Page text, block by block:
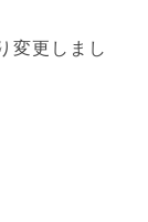
変更しまし